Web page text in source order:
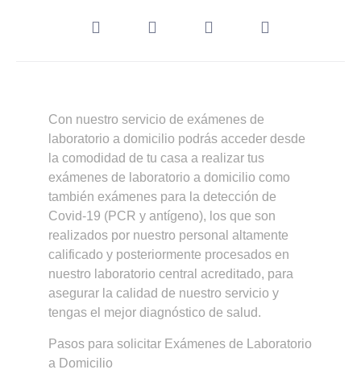
Con nuestro servicio de exámenes de
laboratorio a domicilio podrás acceder desde
la comodidad de tu casa a realizar tus
exámenes de laboratorio a domicilio como
también exámenes para la detección de
Covid-19 (PCR y antígeno), los que son
realizados por nuestro personal altamente
calificado y posteriormente procesados en
nuestro laboratorio central acreditado, para
asegurar la calidad de nuestro servicio y
tengas el mejor diagnóstico de salud.
Pasos para solicitar Exámenes de Laboratorio
a Domicilio